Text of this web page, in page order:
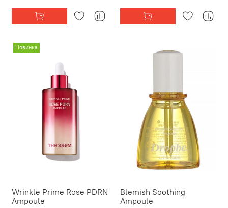
Новинка
Wrinkle Prime Rose PDRN
Ampoule
Blemish Soothing
Ampoule